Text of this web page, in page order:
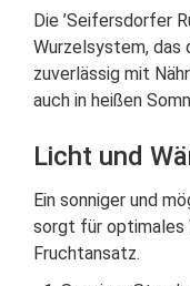
Die ’Seifersdorfer
Wurzelsystem, das
zuverlässig mit
auch in heißen
Licht und
Ein sonniger und
sorgt für optimales
Fruchtansatz.